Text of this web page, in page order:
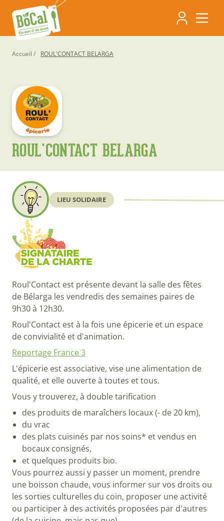
contenu
principal
Fil
Accueil ROUL'CONTACT BELARGA
ROUL'CONTACT BELARGA
LIEU SOLIDAIRE
Roul'Contact est présente devant la salle des fêtes
de Bélarga les vendredis des semaines paires de
9h30 à 12h30.
Roul'Contact est à la fois une épicerie et un espace
de convivialité et d'animation.
Reportage France 3
L'épicerie est associative, vise une alimentation de
qualité, et elle ouverte à toutes et tous.
Vous y trouverez, à double tarification
des produits de maraîchers locaux (- de 20 km),
du vrac
des plats cuisinés par nos soins* et vendus en
bocaux consignés,
et quelques produits bio.
Vous pourrez aussi y passer un moment, prendre
une boisson chaude, vous informer sur vos droits ou
les sorties culturelles du coin, proposer une activité
ou participer à des activités proposées par d'autres